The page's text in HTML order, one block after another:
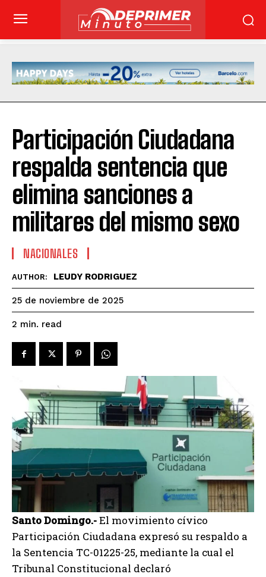
Participación Ciudadana
respalda sentencia que
elimina sanciones a
militares del mismo sexo
NACIONALES
AUTHOR: LEUDY RODRIGUEZ
25 de noviembre de 2025
2 min. read
Santo Domingo.-El movimiento cívico
Participación Ciudadana expresó su respaldo a
la Sentencia TC-01225-25, mediante la cual el
Tribunal Constitucional declaró